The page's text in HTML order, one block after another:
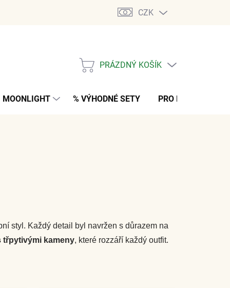
CZK
NÁKUPNÍ
PRÁZDNÝ KOŠÍK
MOONLIGHT % VÝHODNÉ SETY PRO MUŽE
styl. Každý detail byl navržen s důrazem na
třpytivými kameny, které rozzáří každý outfit.